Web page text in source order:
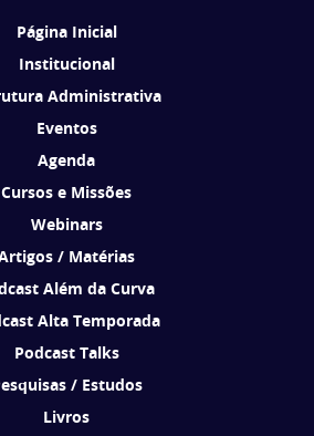
Página Inicial
Institucional
Administrativa
Eventos
Agenda
Cursos e Missões
Webinars
/ Matérias
Além da Curva
Alta Temporada
Podcast Talks
/ Estudos
Livros